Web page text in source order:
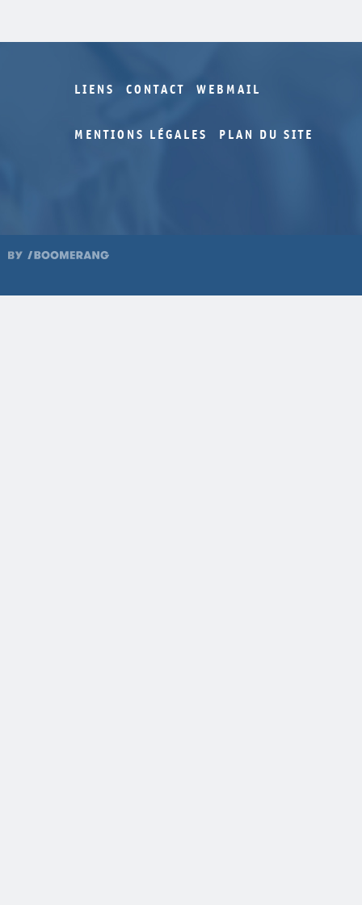
LIENS CONTACT WEBMAIL
MENTIONS LÉGALES PLAN DU SITE